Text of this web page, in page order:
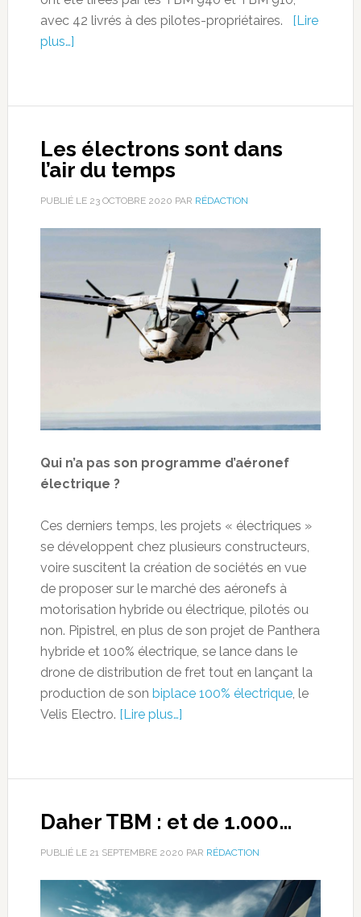
avec 42 livrés à des pilotes-propriétaires.
[Lire
plus…]
Les électrons sont dans
l’air du temps
PUBLIÉ LE 23 OCTOBRE 2020 PAR RÉDACTION
Qui n’a pas son programme d’aéronef
électrique ?
Ces derniers temps, les projets « électriques »
se développent chez plusieurs constructeurs,
voire suscitent la création de sociétés en vue
de proposer sur le marché des aéronefs à
motorisation hybride ou électrique, pilotés ou
non. Pipistrel, en plus de son projet de Panthera
hybride et 100% électrique, se lance dans le
drone de distribution de fret tout en lançant la
production de son biplace 100% électrique, le
Velis Electro. [Lire plus…]
Daher TBM : et de 1.000…
PUBLIÉ LE 21 SEPTEMBRE 2020 PAR RÉDACTION